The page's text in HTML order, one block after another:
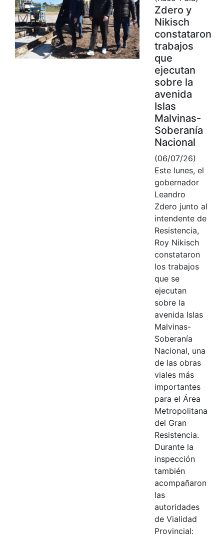
Zdero y
Nikisch
constataron
trabajos
que
ejecutan
sobre la
avenida
Islas
Malvinas-
Soberanía
Nacional
(06/07/26)
Este lunes, el
gobernador
Leandro
Zdero junto al
intendente de
Resistencia,
Roy Nikisch
constataron
los trabajos
que se
ejecutan
sobre la
avenida Islas
Malvinas-
Soberanía
Nacional, una
de las obras
viales más
importantes
para el Área
Metropolitana
del Gran
Resistencia.
Durante la
inspección
también
acompañaron
las
autoridades
de Vialidad
Provincial: